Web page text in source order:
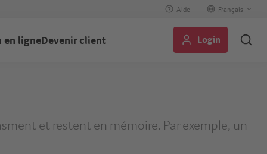
Aide
Select
your
language
en ligneDevenir client Login
et restent en mémoire. Par exemple, un